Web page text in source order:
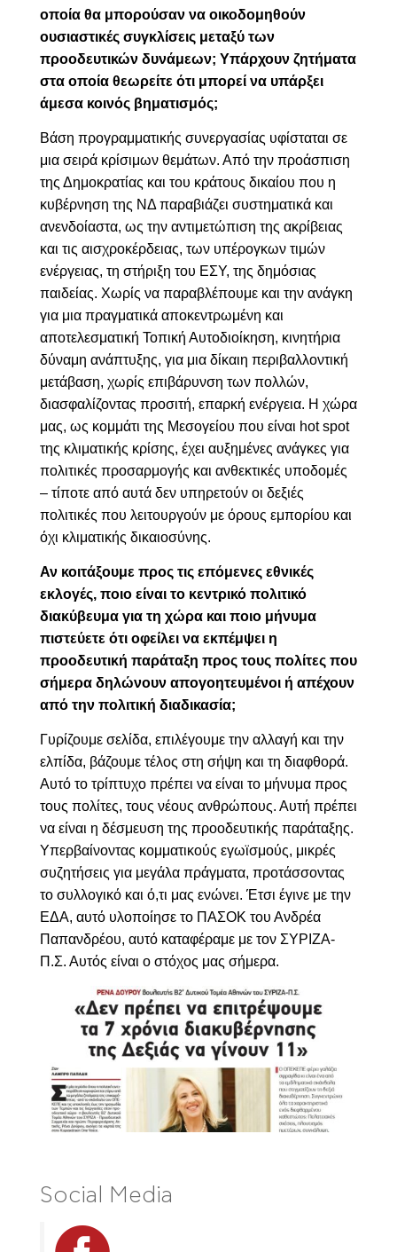
οποία θα μπορούσαν να οικοδομηθούν
ουσιαστικές συγκλίσεις μεταξύ των
προοδευτικών δυνάμεων; Υπάρχουν ζητήματα
στα οποία θεωρείτε ότι μπορεί να υπάρξει
άμεσα κοινός βηματισμός;
Βάση προγραμματικής συνεργασίας υφίσταται σε
μια σειρά κρίσιμων θεμάτων. Από την προάσπιση
της Δημοκρατίας και του κράτους δικαίου που η
κυβέρνηση της ΝΔ παραβιάζει συστηματικά και
ανενδοίαστα, ως την αντιμετώπιση της ακρίβειας
και τις αισχροκέρδειας, των υπέρογκων τιμών
ενέργειας, τη στήριξη του ΕΣΥ, της δημόσιας
παιδείας. Χωρίς να παραβλέπουμε και την ανάγκη
για μια πραγματικά αποκεντρωμένη και
αποτελεσματική Τοπική Αυτοδιοίκηση, κινητήρια
δύναμη ανάπτυξης, για μια δίκαιη περιβαλλοντική
μετάβαση, χωρίς επιβάρυνση των πολλών,
διασφαλίζοντας προσιτή, επαρκή ενέργεια. Η χώρα
μας, ως κομμάτι της Μεσογείου που είναι hot spot
της κλιματικής κρίσης, έχει αυξημένες ανάγκες για
πολιτικές προσαρμογής και ανθεκτικές υποδομές
– τίποτε από αυτά δεν υπηρετούν οι δεξιές
πολιτικές που λειτουργούν με όρους εμπορίου και
όχι κλιματικής δικαιοσύνης.
Αν κοιτάξουμε προς τις επόμενες εθνικές
εκλογές, ποιο είναι το κεντρικό πολιτικό
διακύβευμα για τη χώρα και ποιο μήνυμα
πιστεύετε ότι οφείλει να εκπέμψει η
προοδευτική παράταξη προς τους πολίτες που
σήμερα δηλώνουν απογοητευμένοι ή απέχουν
από την πολιτική διαδικασία;
Γυρίζουμε σελίδα, επιλέγουμε την αλλαγή και την
ελπίδα, βάζουμε τέλος στη σήψη και τη διαφθορά.
Αυτό το τρίπτυχο πρέπει να είναι το μήνυμα προς
τους πολίτες, τους νέους ανθρώπους. Αυτή πρέπει
να είναι η δέσμευση της προοδευτικής παράταξης.
Υπερβαίνοντας κομματικούς εγωϊσμούς, μικρές
συζητήσεις για μεγάλα πράγματα, προτάσσοντας
το συλλογικό και ό,τι μας ενώνει. Έτσι έγινε με την
ΕΔΑ, αυτό υλοποίησε το ΠΑΣΟΚ του Ανδρέα
Παπανδρέου, αυτό καταφέραμε με τον ΣΥΡΙΖΑ-
Π.Σ. Αυτός είναι ο στόχος μας σήμερα.
Social Media